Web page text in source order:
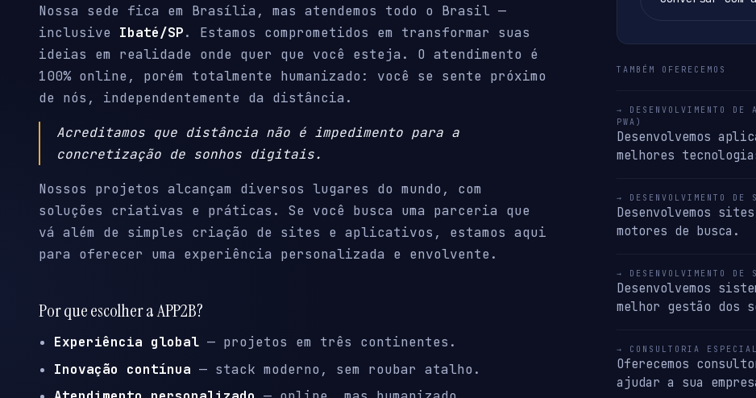
Nossa sede fica em Brasília, mas atendemos todo o Brasil —
inclusive Ibaté/SP. Estamos comprometidos em transformar suas
ideias em realidade onde quer que você esteja. O atendimento é
100% online, porém totalmente humanizado: você se sente próximo
de nós, independentemente da distância.
Acreditamos que distância não é impedimento para a
concretização de sonhos digitais.
Nossos projetos alcançam diversos lugares do mundo, com
soluções criativas e práticas. Se você busca uma parceria que
vá além de simples criação de sites e aplicativos, estamos aqui
para oferecer uma experiência personalizada e envolvente.
Por que escolher a APP2B?
Experiência global — projetos em três continentes.
Inovação contínua — stack moderno, sem roubar atalho.
TAMBÉM OFERECEMOS
→ DESENVOLVIMENTO
PWA)
Desenvolvemos
melhores
→ DESENVOLVIMENTO
Desenvolvemos
motores de busca.
→ DESENVOLVIMENTO DE
Desenvolvemos
melhor gestão dos
→ CONSULTORIA
Oferecemos
ajudar a sua